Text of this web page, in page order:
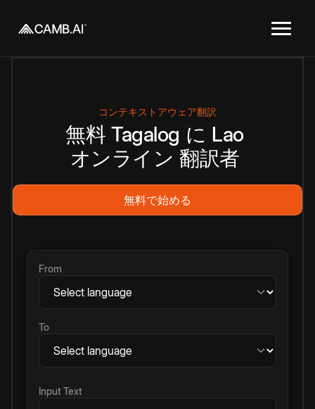
コンテキストアウェア翻訳
無料 Tagalog に Lao
オンライン 翻訳者
無料で始める
From
To
Input Text